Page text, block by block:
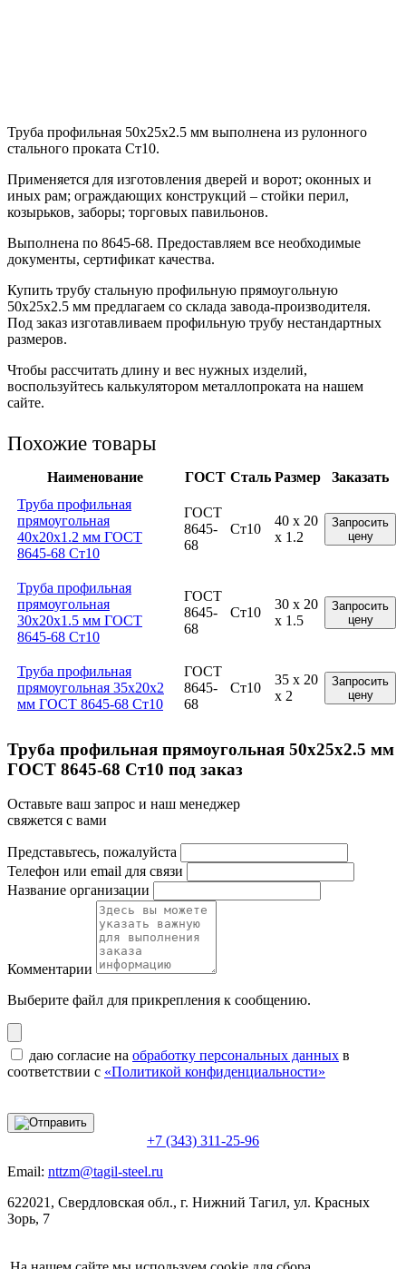
Труба профильная 50х25х2.5 мм выполнена из рулонного
стального проката Ст10.
Применяется для изготовления дверей и ворот; оконных и
иных рам; ограждающих конструкций – стойки перил,
козырьков, заборы; торговых павильонов.
Выполнена по 8645-68. Предоставляем все необходимые
документы, сертификат качества.
Купить трубу стальную профильную прямоугольную
50х25х2.5 мм предлагаем со склада завода-производителя.
Под заказ изготавливаем профильную трубу нестандартных
размеров.
Чтобы рассчитать длину и вес нужных изделий,
воспользуйтесь калькулятором металлопроката на нашем
сайте.
Похожие товары
Наименование ГОСТ Сталь Размер
Заказать
Труба профильная
прямоугольная
40x20x1.2 мм ГОСТ
8645-68 Ст10
ГОСТ
8645-
68
Ст10
40 x 20
x 1.2
Запросить
цену
Труба профильная
прямоугольная
30x20x1.5 мм ГОСТ
8645-68 Ст10
ГОСТ
8645-
68
Ст10
30 x 20
x 1.5
Запросить
цену
Труба профильная
прямоугольная 35x20x2
мм ГОСТ 8645-68 Ст10
ГОСТ
8645-
68
Ст10
35 x 20
x 2
Запросить
цену
Труба профильная прямоугольная 50x25x2.5 мм
ГОСТ 8645-68 Ст10 под заказ
Оставьте ваш запрос и наш менеджер
свяжется с вами
Представьтесь, пожалуйста
Телефон или email для связи
Название организации
Комментарии
Выберите файл для прикрепления к сообщению.
даю согласие на обработку персональных данных в
соответствии с «Политикой конфиденциальности»
+7 (343) 311-25-96
Email: nttzm@tagil-steel.ru
622021, Свердловская обл., г. Нижний Тагил, ул. Красных
Зорь, 7